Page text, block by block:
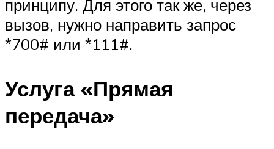
принципу. Для этого так же, через
вызов, нужно направить запрос
*700# или *111#.
Услуга «Прямая
передача»